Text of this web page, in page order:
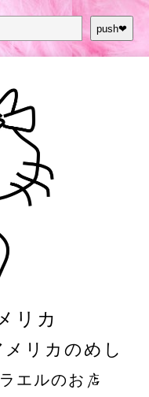
push❤︎
リカ
メリカのめし
エルのお店